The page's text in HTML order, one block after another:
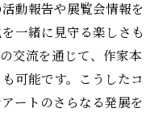
動報告や展覧会情報を
一緒に見守る楽しさも
交流を通じて、作家本
可能です。こうしたコ
ートのさらなる発展を